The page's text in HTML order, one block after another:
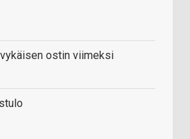
ostin viimeksi